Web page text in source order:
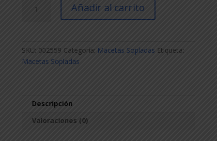
Soplada
Añadir al carrito
SKU: 002559 Categoría: Macetas Sopladas Etiqueta:
Macetas Sopladas
Descripción
Valoraciones (0)